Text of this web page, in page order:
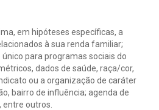
em hipóteses específicas, a
à sua renda familiar;
para programas sociais do
dados de saúde, raça/cor,
ou a organização de caráter
bairro de influência; agenda de
outros.